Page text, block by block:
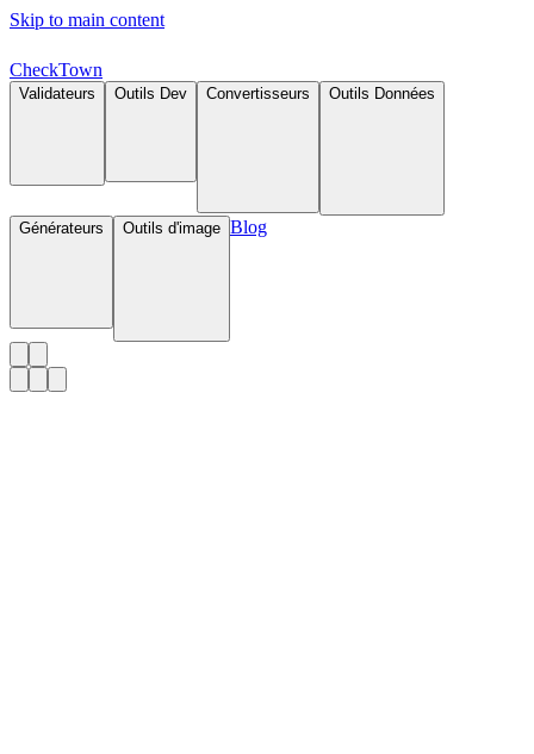
Skip to main content
CheckTown
Validateurs Outils Dev Convertisseurs Outils Données
Générateurs Outils d'image Blog